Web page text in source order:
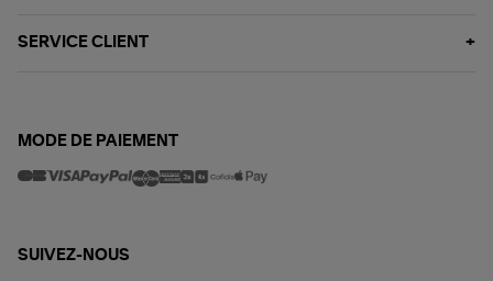
SERVICE CLIENT
MODE DE PAIEMENT
SUIVEZ-NOUS